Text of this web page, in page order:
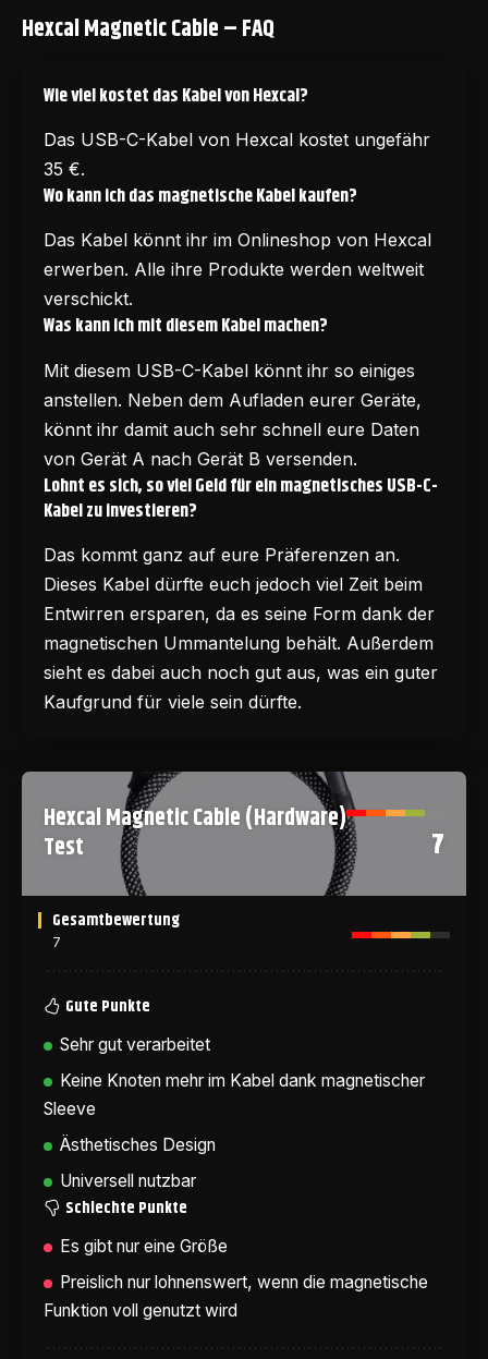
Hexcal Magnetic Cable – FAQ
Wie viel kostet das Kabel von Hexcal?
Das USB-C-Kabel von Hexcal kostet ungefähr
35 €.
Wo kann ich das magnetische Kabel kaufen?
Das Kabel könnt ihr im Onlineshop von Hexcal
erwerben. Alle ihre Produkte werden weltweit
verschickt.
Was kann ich mit diesem Kabel machen?
Mit diesem USB-C-Kabel könnt ihr so einiges
anstellen. Neben dem Aufladen eurer Geräte,
könnt ihr damit auch sehr schnell eure Daten
von Gerät A nach Gerät B versenden.
Lohnt es sich, so viel Geld für ein magnetisches USB-C-
Kabel zu investieren?
Das kommt ganz auf eure Präferenzen an.
Dieses Kabel dürfte euch jedoch viel Zeit beim
Entwirren ersparen, da es seine Form dank der
magnetischen Ummantelung behält. Außerdem
sieht es dabei auch noch gut aus, was ein guter
Kaufgrund für viele sein dürfte.
Hexcal Magnetic Cable (Hardware)
Test
7
Gesamtbewertung
7
Gute Punkte
Sehr gut verarbeitet
Keine Knoten mehr im Kabel dank magnetischer
Sleeve
Ästhetisches Design
Universell nutzbar
Schlechte Punkte
Es gibt nur eine Größe
Preislich nur lohnenswert, wenn die magnetische
Funktion voll genutzt wird